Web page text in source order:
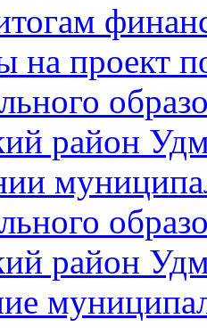
на проект
район
район